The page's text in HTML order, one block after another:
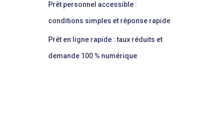
Prêt personnel accessible :
conditions simples et réponse rapide
Prêt en ligne rapide : taux réduits et
demande 100 % numérique